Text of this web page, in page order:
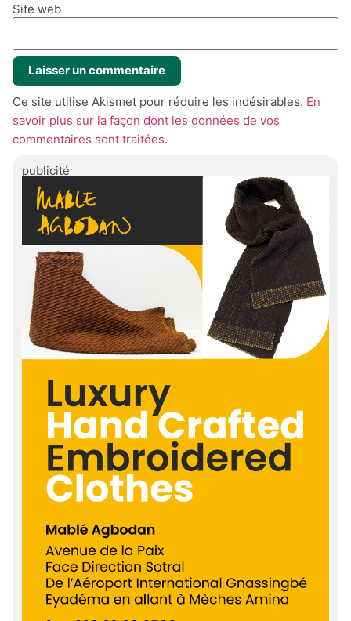
Site web
Ce site utilise Akismet pour réduire les indésirables. En
savoir plus sur la façon dont les données de vos
commentaires sont traitées.
publicité